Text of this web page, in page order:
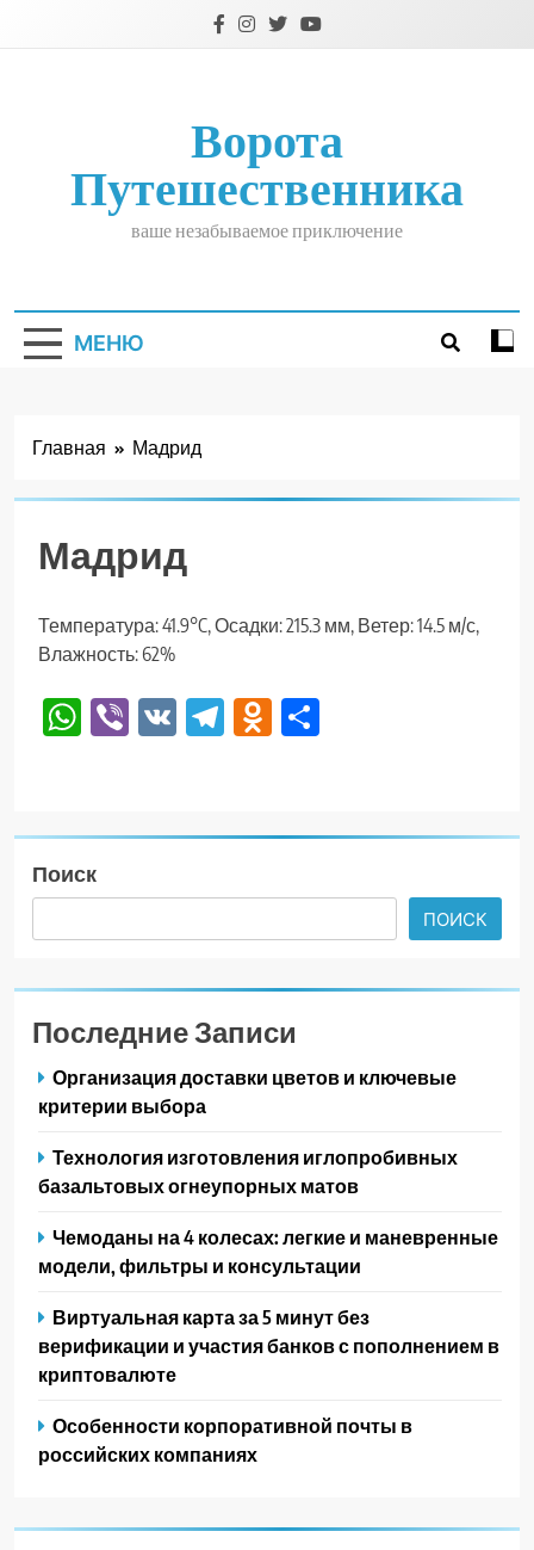
Ворота
Путешественника
ваше незабываемое приключение
МЕНЮ
Главная Мадрид
Мадрид
Температура: 41.9°C, Осадки: 215.3 мм, Ветер: 14.5 м/с,
Влажность: 62%
WhatsApp
Viber
VK TelegramOdnoklassniki
Поиск
ПОИСК
Последние Записи
Организация доставки цветов и ключевые
критерии выбора
Технология изготовления иглопробивных
базальтовых огнеупорных матов
Чемоданы на 4 колесах: легкие и маневренные
модели, фильтры и консультации
Виртуальная карта за 5 минут без
верификации и участия банков с пополнением в
криптовалюте
Особенности корпоративной почты в
российских компаниях